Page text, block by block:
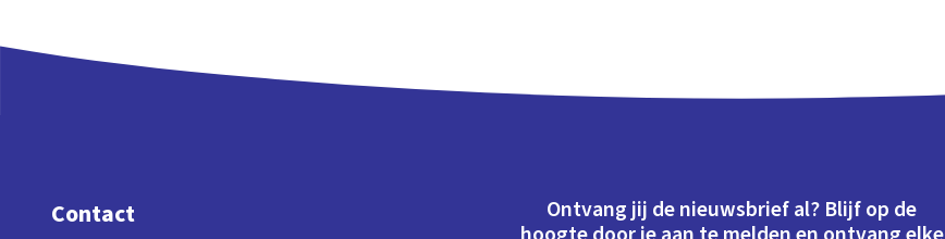
Contact
Ontvang jij de nieuwsbrief al? Blijf op de